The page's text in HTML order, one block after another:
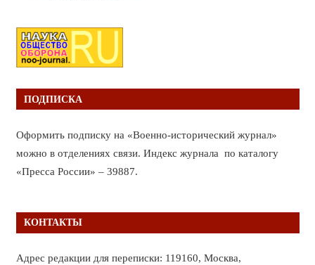
ПОДПИСКА
Оформить подписку на «Военно-исторический журнал»
можно в отделениях связи. Индекс журнала по каталогу
«Пресса России» – 39887.
КОНТАКТЫ
Адрес редакции для переписки: 119160, Москва,